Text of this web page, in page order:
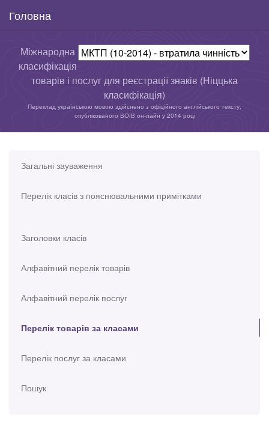
Головна
Міжнародна
класифікація
товарів і послуг для реєстрації знаків (Ніццька
класифікація)
Переклад українською мовою здійснено з офіційного англійського тексту,
опублікованого ВОІВ он-лайн у 2014 році
Загальні зауваження
Перелік класів з пояснювальними примітками
Заголовки класів
Алфавітний перелік товарів
Алфавітний перелік послуг
Перелік товарів за класами
Перелік послуг за класами
Пошук